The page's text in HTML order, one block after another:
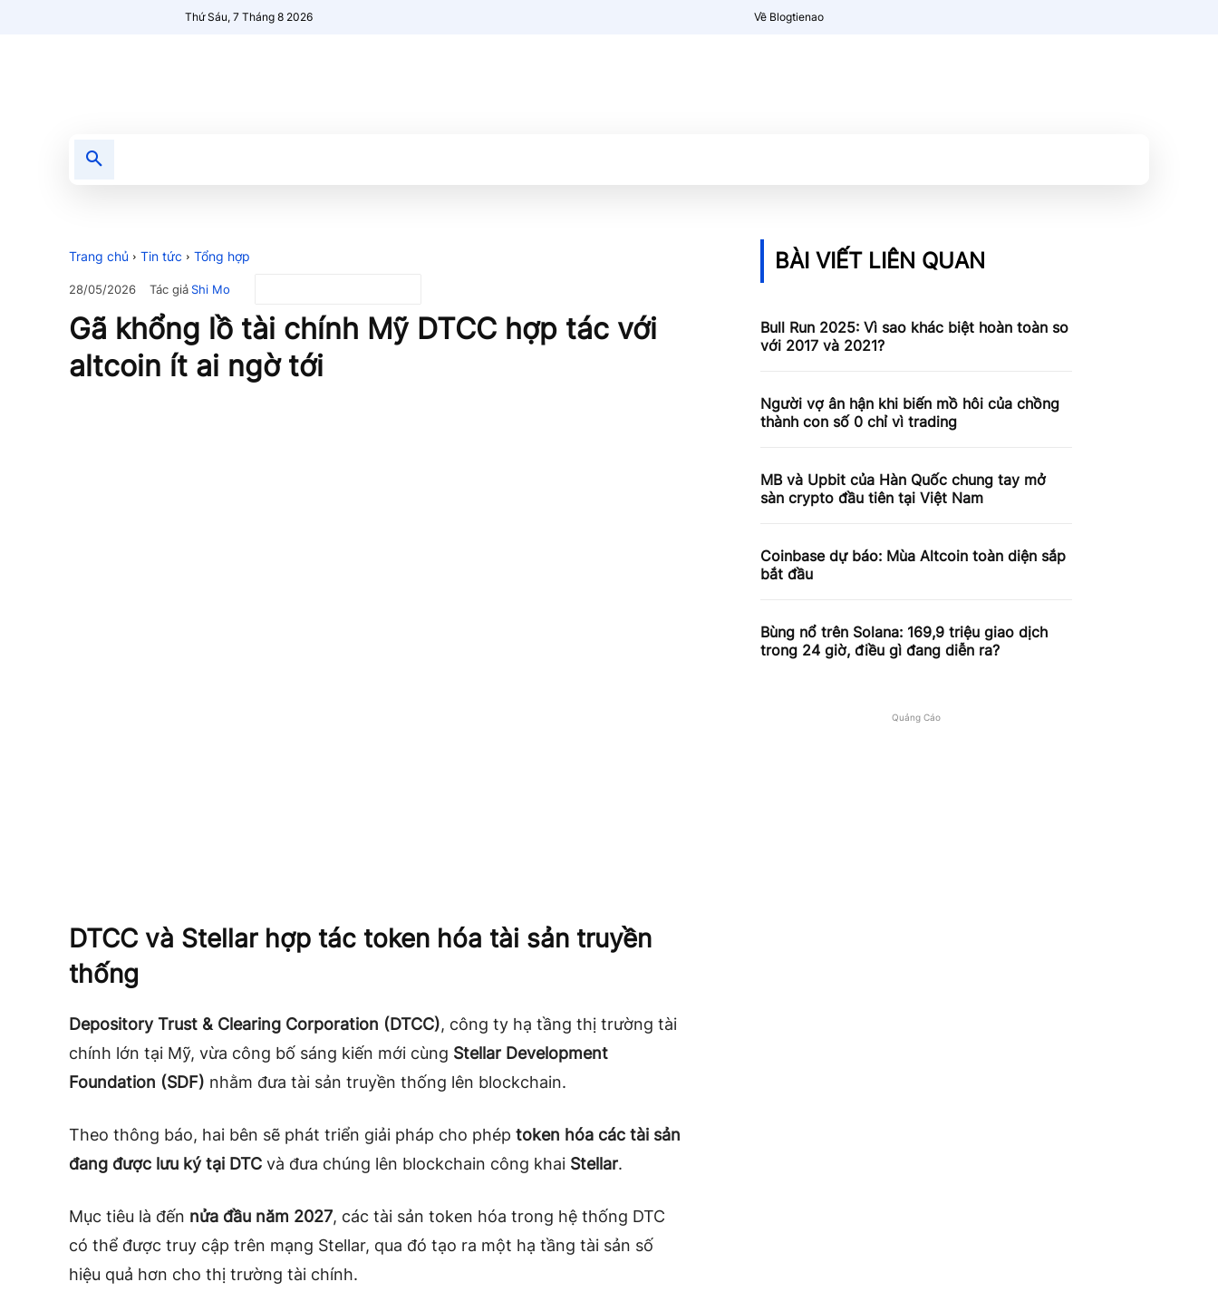
Thứ Sáu, 7 Tháng 8 2026 Về Blogtienao
Trang chủ Tin tức Tổng hợp
28/05/2026 Tác giảShi Mo
Gã khổng lồ tài chính Mỹ DTCC hợp tác với
altcoin ít ai ngờ tới
DTCC và Stellar hợp tác token hóa tài sản truyền
thống
Depository Trust & Clearing Corporation (DTCC), công ty hạ tầng thị trường tài
chính lớn tại Mỹ, vừa công bố sáng kiến mới cùng Stellar Development
Foundation (SDF) nhằm đưa tài sản truyền thống lên blockchain.
Theo thông báo, hai bên sẽ phát triển giải pháp cho phép token hóa các tài sản
đang được lưu ký tại DTC và đưa chúng lên blockchain công khai Stellar.
Mục tiêu là đến nửa đầu năm 2027, các tài sản token hóa trong hệ thống DTC
có thể được truy cập trên mạng Stellar, qua đó tạo ra một hạ tầng tài sản số
hiệu quả hơn cho thị trường tài chính.
BÀI VIẾT LIÊN QUAN
Bull Run 2025: Vì sao khác biệt hoàn toàn so
với 2017 và 2021?
Người vợ ân hận khi biến mồ hôi của chồng
thành con số 0 chỉ vì trading
MB và Upbit của Hàn Quốc chung tay mở
sàn crypto đầu tiên tại Việt Nam
Coinbase dự báo: Mùa Altcoin toàn diện sắp
bắt đầu
Bùng nổ trên Solana: 169,9 triệu giao dịch
trong 24 giờ, điều gì đang diễn ra?
Quảng Cáo